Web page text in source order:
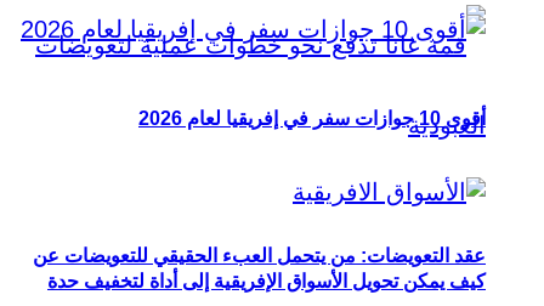
عقد التعويضات: من يتحمل العبء الحقيقي للتعويضات عن
أقوى 10 جوازات سفر في إفريقيا لعام 2026
كيف يمكن تحويل الأسواق الإفريقية إلى أداة لتخفيف حدة